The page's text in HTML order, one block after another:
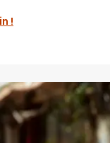
!
aux favoris